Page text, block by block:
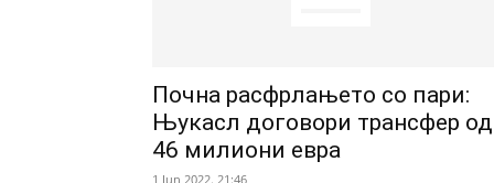
Почна расфрлањето со пари:
Њукасл договори трансфер од
46 милиони евра
1 Jun 2022. 21:46